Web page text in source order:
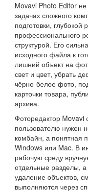
Movavi Photo Editor
задачах сложного
подготовки,
профессионального
структурой. Его
исходного файла к
лишний объект на
свет и цвет, убрать
чёрно-белое фото,
карточки товара,
архива.
Фоторедактор Movavi
пользователю нужен
комбайн, а понятная
Windows или Mac. В
рабочую среду
отдельные разделы,
удаление объектов,
выполняются через